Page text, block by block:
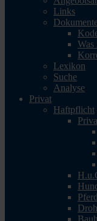
Links
Was
Lexikon
Suche
Analyse
Privat
Haftpflicht